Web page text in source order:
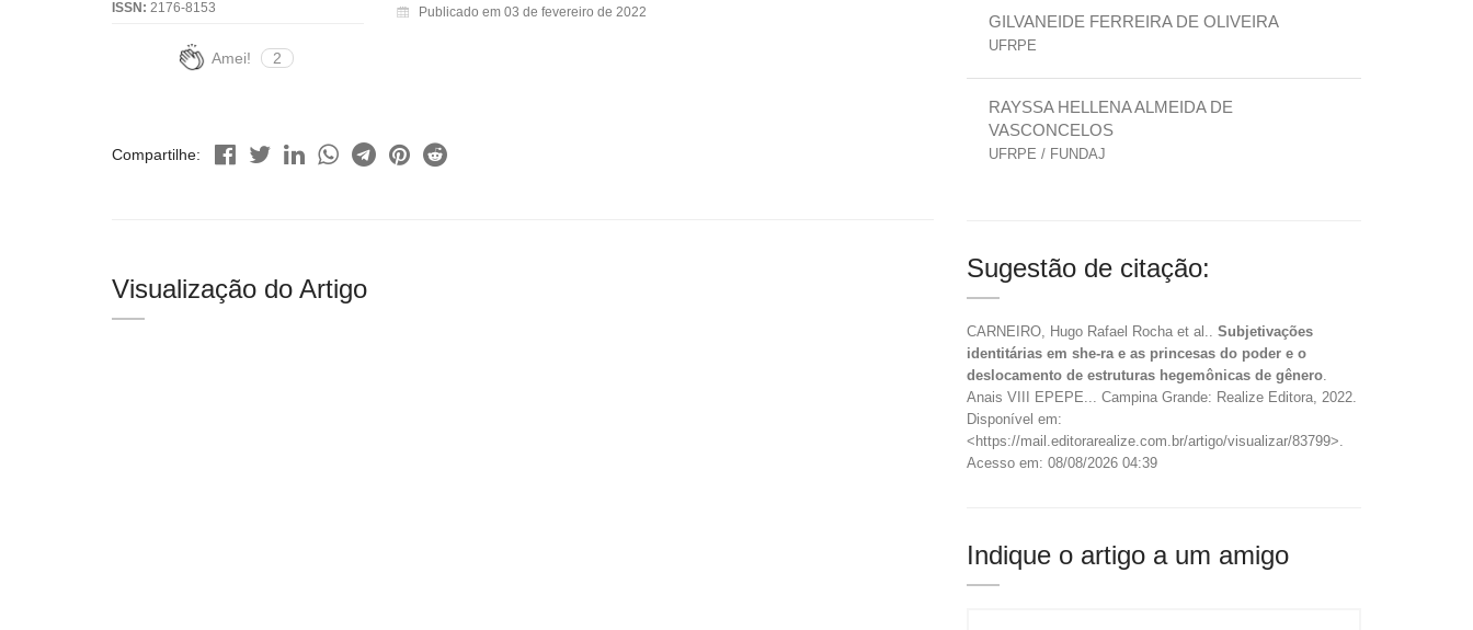
ISSN: 2176-8153
Amei! 2
Publicado em 03 de fevereiro de 2022
Compartilhe:
Visualização do Artigo
GILVANEIDE FERREIRA DE OLIVEIRA
UFRPE
RAYSSA HELLENA ALMEIDA DE
VASCONCELOS
UFRPE / FUNDAJ
Sugestão de citação:
CARNEIRO, Hugo Rafael Rocha et al.. Subjetivações
identitárias em she-ra e as princesas do poder e o
deslocamento de estruturas hegemônicas de gênero.
Anais VIII EPEPE... Campina Grande: Realize Editora, 2022.
Disponível em:
<https://mail.editorarealize.com.br/artigo/visualizar/83799>.
Acesso em: 08/08/2026 04:39
Indique o artigo a um amigo